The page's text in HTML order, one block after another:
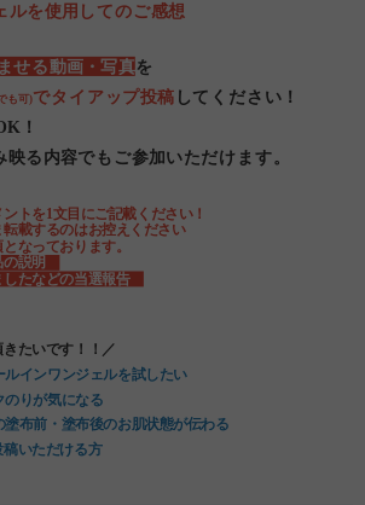
ルを使用してのご感想
せる動画・写真を
も可)でタイアップ投稿 してください！
！
る内容でもご参加いただけます。
トを1文目にご記載ください！
載するのはお控えください
なっております。
の説明
たなどの当選報告
たいです！！／
インワンジェルを試したい
のりが気になる
布前・塗布後のお肌状態が伝わる
いただける方